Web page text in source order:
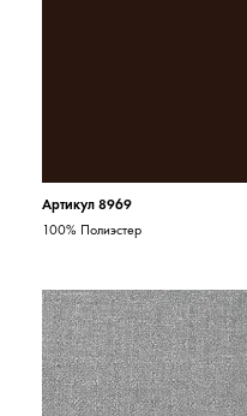
Артикул 8969
100% Полиэстер